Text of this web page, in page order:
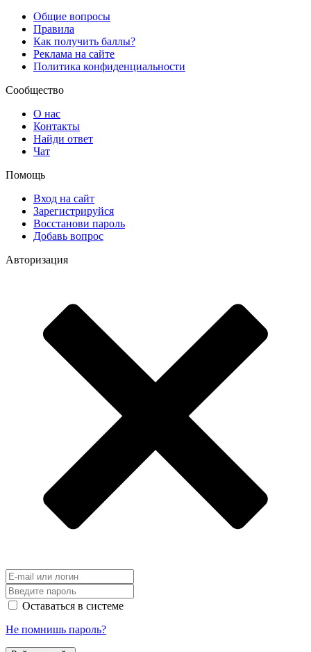
Общие вопросы
Правила
Как получить баллы?
Реклама на сайте
Политика конфиденциальности
Сообщество
О нас
Контакты
Найди ответ
Чат
Помощь
Вход на сайт
Зарегистрируйся
Восстанови пароль
Добавь вопрос
Авторизация
Оставаться в системе
Не помнишь пароль?